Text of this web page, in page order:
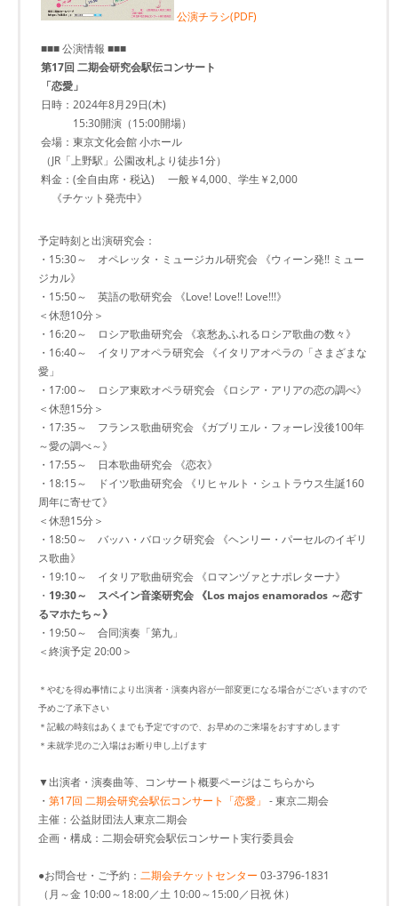
公演チラシ(PDF)
■■■ 公演情報 ■■■
第17回 二期会研究会駅伝コンサート
「恋愛」
日時：2024年8月29日(木)
15:30開演（15:00開場）
会場：東京文化会館 小ホール
（JR「上野駅」公園改札より徒歩1分）
料金：(全自由席・税込) 一般￥4,000、学生￥2,000
《チケット発売中》
予定時刻と出演研究会：
・15:30～ オペレッタ・ミュージカル研究会 《ウィーン発!! ミュー
ジカル》
・15:50～ 英語の歌研究会 《Love! Love!! Love!!!》
＜休憩10分＞
・16:20～ ロシア歌曲研究会 《哀愁あふれるロシア歌曲の数々》
・16:40～ イタリアオペラ研究会 《イタリアオペラの「さまざまな
愛」
・17:00～ ロシア東欧オペラ研究会 《ロシア・アリアの恋の調べ》
＜休憩15分＞
・17:35～ フランス歌曲研究会 《ガブリエル・フォーレ没後100年
～愛の調べ～》
・17:55～ 日本歌曲研究会 《恋衣》
・18:15～ ドイツ歌曲研究会 《リヒャルト・シュトラウス生誕160
周年に寄せて》
＜休憩15分＞
・18:50～ バッハ・バロック研究会 《ヘンリー・パーセルのイギリ
ス歌曲》
・19:10～ イタリア歌曲研究会 《ロマンヅァとナポレターナ》
・ 19:30～ スペイン音楽研究会 《Los majos enamorados ～恋す
るマホたち～》
・19:50～ 合同演奏「第九」
＜終演予定 20:00＞
＊やむを得ぬ事情により出演者・演奏内容が一部変更になる場合がございますので
予めご了承下さい
＊記載の時刻はあくまでも予定ですので、お早めのご来場をおすすめします
＊未就学児のご入場はお断り申し上げます
▼出演者・演奏曲等、コンサート概要ページはこちらから
・ 第17回 二期会研究会駅伝コンサート「恋愛」 - 東京二期会
主催：公益財団法人東京二期会
企画・構成：二期会研究会駅伝コンサート実行委員会
●お問合せ・ご予約： 二期会チケットセンター 03-3796-1831
（月～金 10:00～18:00／土 10:00～15:00／日祝 休）